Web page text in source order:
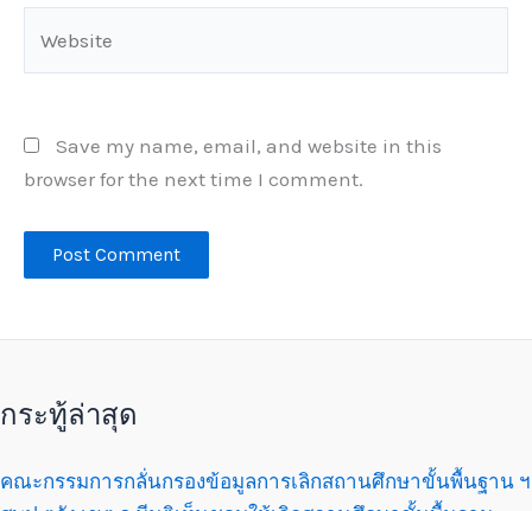
Save my name, email, and website in this
browser for the next time I comment.
กระทู้ล่าสุด
คณะกรรมการกลั่นกรองข้อมูลการเลิกสถานศึกษาขั้นพื้นฐาน ฯ